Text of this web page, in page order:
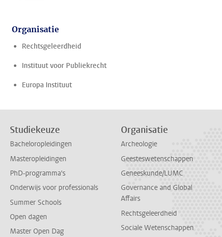
Organisatie
Rechtsgeleerdheid
Instituut voor Publiekrecht
Europa Instituut
Studiekeuze
Bacheloropleidingen
Masteropleidingen
PhD-programma's
Onderwijs voor professionals
Summer Schools
Open dagen
Master Open Dag
Organisatie
Archeologie
Geesteswetenschappen
Geneeskunde/LUMC
Governance and Global
Affairs
Rechtsgeleerdheid
Sociale Wetenschappen